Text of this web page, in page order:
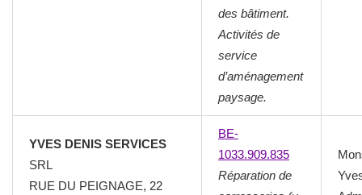
des bâtiment.
Activités de
service
d’aménagement
paysage.
YVES DENIS SERVICES
SRL
RUE DU PEIGNAGE, 22
BE-
1033.909.835
Réparation de